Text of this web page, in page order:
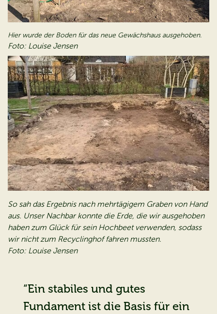
Hier wurde der Boden für das neue Gewächshaus ausgehoben.
Foto: Louise Jensen
So sah das Ergebnis nach mehrtägigem Graben von Hand
aus. Unser Nachbar konnte die Erde, die wir ausgehoben
haben zum Glück für sein Hochbeet verwenden, sodass
wir nicht zum Recyclinghof fahren mussten.
Foto: Louise Jensen
Ein stabiles und gutes
Fundament ist die Basis für ein